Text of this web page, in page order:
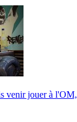
venir jouer à l'OM,